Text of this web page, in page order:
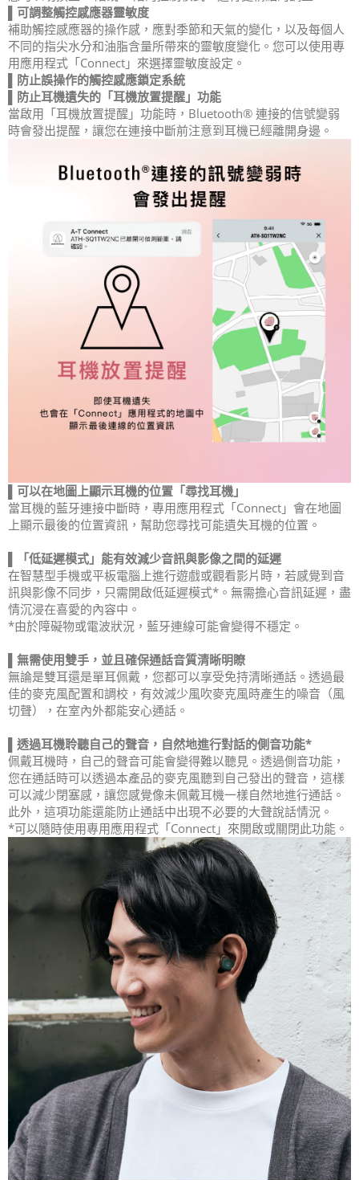
▌可調整觸控感應器靈敏度
補助觸控感應器的操作感，應對季節和天氣的變化，以及每個人
不同的指尖水分和油脂含量所帶來的靈敏度變化。您可以使用專
用應用程式「Connect」來選擇靈敏度設定。
▌防止誤操作的觸控感應鎖定系統
▌防止耳機遺失的「耳機放置提醒 」 功能
當啟用「耳機放置提醒」功能時，Bluetooth® 連接的信號變弱
時會發出提醒，讓您在連接中斷前注意到耳機已經離開身邊。
▌可以在地圖上顯示耳機的位置「尋找耳機」
當耳機的藍牙連接中斷時，專用應用程式「Connect」會在地圖
上顯示最後的位置資訊，幫助您尋找可能遺失耳機的位置。
▌「低延遲模式」能有效減少音訊與影像之間的延遲
在智慧型手機或平板電腦上進行遊戲或觀看影片時，若感覺到音
訊與影像不同步，只需開啟低延遲模式*。無需擔心音訊延遲，盡
情沉浸在喜愛的內容中。
*由於障礙物或電波狀況，藍牙連線可能會變得不穩定。
▌無需使用雙手，並且確保通話音質清晰明瞭
無論是雙耳還是單耳佩戴，您都可以享受免持清晰通話。透過最
佳的麥克風配置和調校，有效減少風吹麥克風時產生的噪音（風
切聲），在室內外都能安心通話。
▌透過耳機聆聽自己的聲音，自然地進行對話的側音功能*
佩戴耳機時，自己的聲音可能會變得難以聽見。透過側音功能，
您在通話時可以透過本產品的麥克風聽到自己發出的聲音，這樣
可以減少閉塞感，讓您感覺像未佩戴耳機一樣自然地進行通話。
此外，這項功能還能防止通話中出現不必要的大聲說話情況。
*可以隨時使用專用應用程式「Connect」來開啟或關閉此功能。